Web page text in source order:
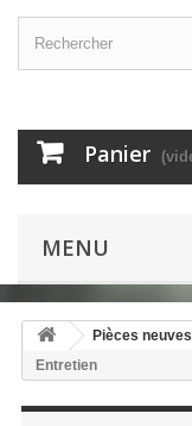
Panier
MENU
Pièces neuves
Entretien